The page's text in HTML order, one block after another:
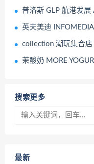
普洛斯 GLP 航港发展
英夫美迪
collection 潮玩集合
茉酸奶 MORE
搜索更多
最新